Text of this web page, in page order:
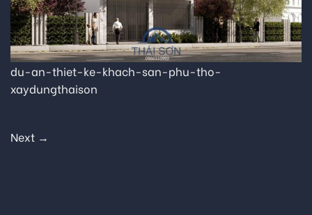
du-an-thiet-ke-khach-san-phu-tho-
xaydungthaison
Next →